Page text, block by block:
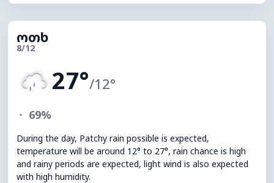
ოთხ
8/12
27°/12°
◔ 69%
During the day, Patchy rain possible is expected,
temperature will be around 12° to 27°, rain chance is high
and rainy periods are expected, light wind is also expected
with high humidity.